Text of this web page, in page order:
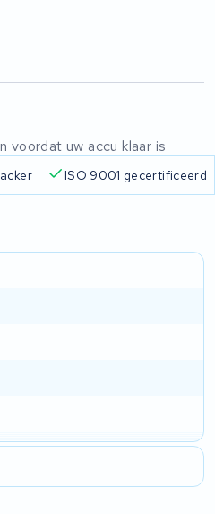
voordat uw accu klaar is
status tracker ISO 9001